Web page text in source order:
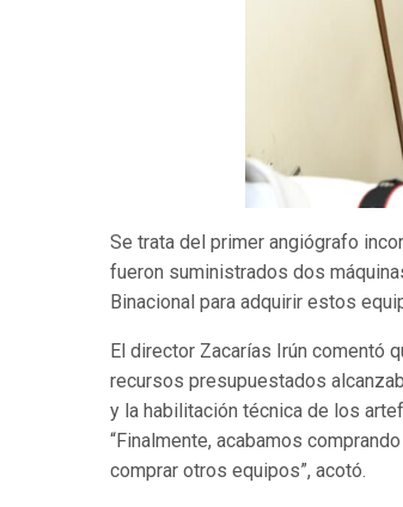
Se trata del primer angiógrafo
fueron suministrados dos
Binacional para adquirir estos
El director Zacarías Irún comentó
recursos presupuestados
y la habilitación técnica de los
“Finalmente, acabamos
comprar otros equipos”, acotó.